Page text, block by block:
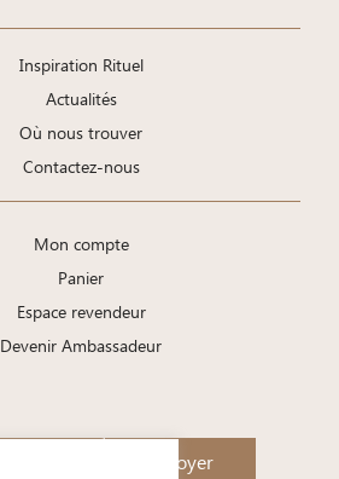
Inspiration Rituel
Actualités
Où nous trouver
Contactez-nous
Mon compte
Panier
Espace revendeur
Devenir Ambassadeur
Envoyer